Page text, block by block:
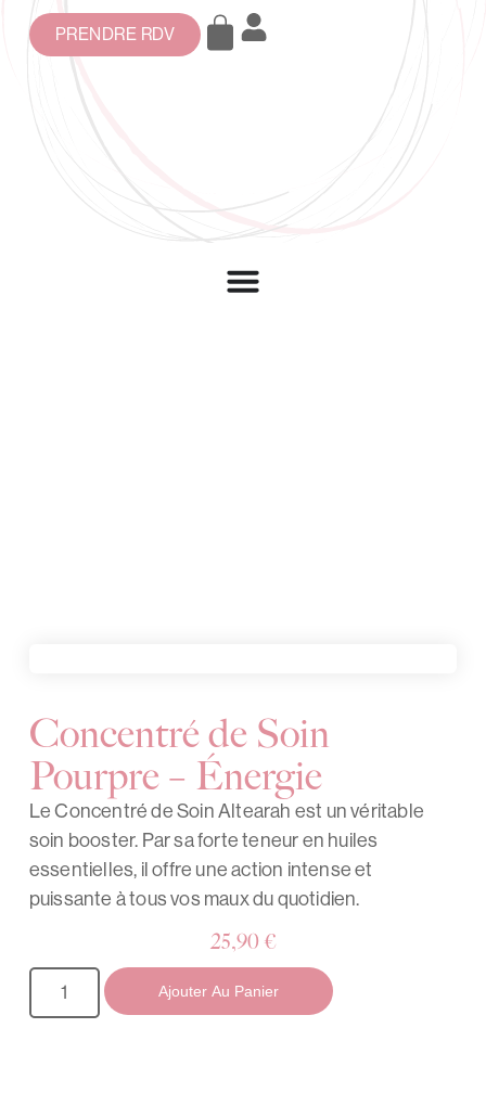
PRENDRE RDV
Concentré de Soin
Pourpre – Énergie
Le Concentré de Soin Altearah est un véritable
soin booster. Par sa forte teneur en huiles
essentielles, il offre une action intense et
puissante à tous vos maux du quotidien.
25,90 €
Ajouter Au Panier